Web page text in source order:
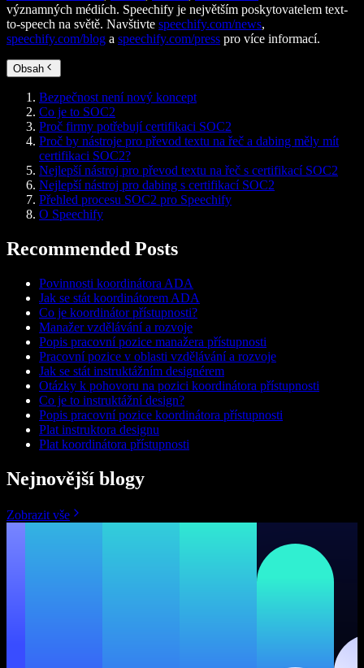
významných médiích. Speechify je největším poskytovatelem text-
to-speech na světě. Navštivte speechify.com/news,
speechify.com/blog a speechify.com/press pro více informací.
Obsah
Bezpečnost není nový koncept
Co je to SOC2
Proč firmy potřebují certifikaci SOC2
Proč by nástroje pro převod textu na řeč a dabing měly mít
certifikaci SOC2?
Nejlepší nástroj pro převod textu na řeč s certifikací SOC2
Nejlepší nástroj pro dabing s certifikací SOC2
Přehled procesu SOC2 pro Speechify
O Speechify
Recommended Posts
Povinnosti koordinátora ADA
Jak se stát koordinátorem ADA
Co je koordinátor přístupnosti?
Manažer vzdělávání a rozvoje
Popis pracovní pozice manažera přístupnosti
Pracovní pozice v oblasti vzdělávání a rozvoje
Jak se stát instruktážním designérem
Otázky k pohovoru na pozici koordinátora přístupnosti
Co je to instruktážní design?
Popis pracovní pozice koordinátora přístupnosti
Plat instruktora designu
Plat koordinátora přístupnosti
Nejnovější blogy
Zobrazit vše